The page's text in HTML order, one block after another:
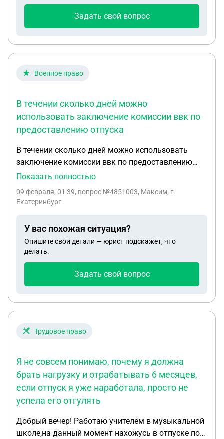
Задать свой вопрос
Военное право
В течении сколько дней можно
использовать заключение комиссии ввк по
предоставлению отпуска
В течении сколько дней можно использовать
заключение комиссии ввк по предоставлению
отпуска. И можно ли уйти в отпуск по болезни
комиссии ввк было сделано до него и рапорт не
Показать полностью
09 февраля, 01:39, вопрос №4851003, Максим, г.
Екатеринбург
У вас похожая ситуация?
Опишите свои детали — юрист подскажет, что
делать.
Задать свой вопрос
Трудовое право
Я не совсем понимаю, почему я должна
брать нагрузку и отрабатывать 6 месяцев,
если отпуск я уже наработала, просто не
успела его отгулять
Добрый вечер! Работаю учителем в музыкальной
школе,на данный момент нахожусь в отпуске по